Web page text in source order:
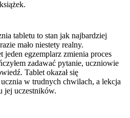
tabletu to stan jak najbardziej
mało niestety realny.
jeden egzemplarz zmienia proces
zadawać pytanie, uczniowie
Tablet okazał się
w trudnych chwilach, a lekcja
jej uczestników.